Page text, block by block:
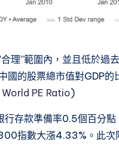
理”範圍內，並且低於過
國的股票總市值對GDP
World PE Ratio)
存款準備率0.5個百分點
指數大漲4.33%。此次